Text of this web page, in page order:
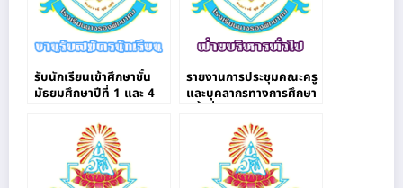
รับนักเรียนเข้าศึกษาชั้น
มัธยมศึกษาปีที่ 1 และ 4
รายงานการประชุมคณะครู
และบุคลากรทางการศึกษา